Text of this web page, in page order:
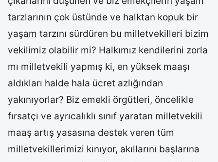
tarzlarının çok üstünde ve halktan kopuk bir
yaşam tarzını sürdüren bu milletvekilleri bizim
vekilimiz olabilir mi? Halkımız kendilerini zorla
mı milletvekili yapmış ki, en yüksek maaşı
aldıkları halde hala ücret azlığından
yakınıyorlar? Biz emekli örgütleri, öncelikle
fırsatçı ve ayrıcalıklı sınıf yaratan milletvekili
maaş artış yasasına destek veren tüm
milletvekillerimizi kınıyor, akıllarını başlarına